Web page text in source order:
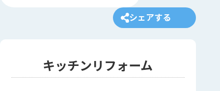
シェアする
キッチンリフォーム